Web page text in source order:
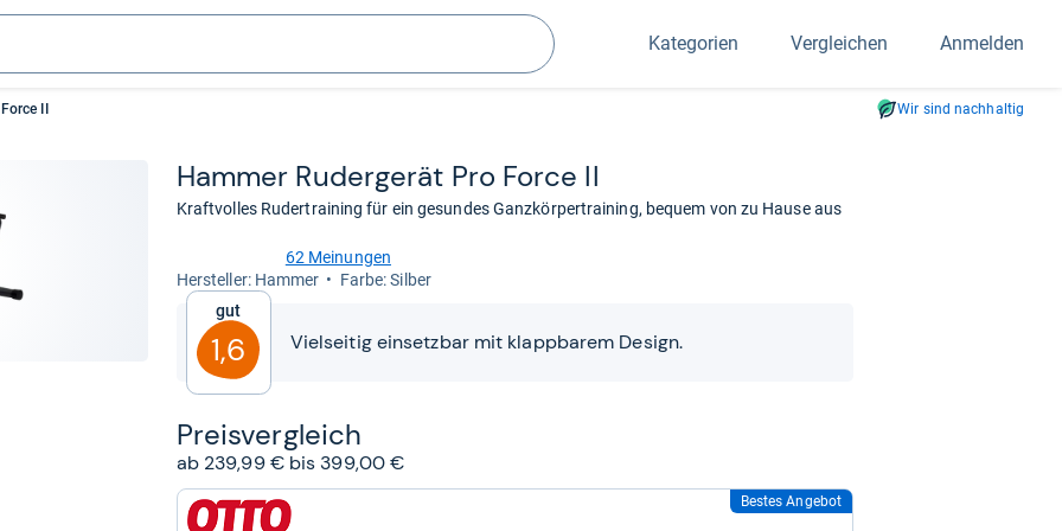
Suchen
Kategorien Vergleichen Anmelden
II Wir sind nachhaltig
Ham­mer Ruder­ge­rät Pro Force II
Kraftvolles Rudertraining für ein gesundes Ganzkörpertraining, bequem von zu Hause aus
von
Sternen
62 Meinungen
Her­stel­ler: Hammer
Farbe: Silber
Gut
1,6 Vielseitig einsetzbar mit klappbarem Design.
Preis­ver­gleich
ab 239,99 € bis 399,00 €
zum
Shop:
Bestes Angebot